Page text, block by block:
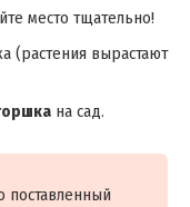
место тщательно!
(растения вырастают
на сад.
поставленный